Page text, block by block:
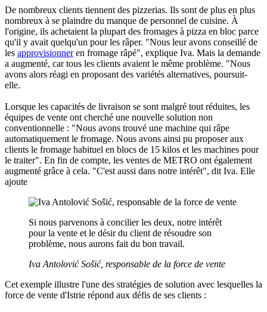
De nombreux clients tiennent des pizzerias. Ils sont de plus en plus
nombreux à se plaindre du manque de personnel de cuisine. À
l'origine, ils achetaient la plupart des fromages à pizza en bloc parce
qu'il y avait quelqu'un pour les râper. "Nous leur avons conseillé de
les approvisionneren fromage râpé", explique Iva. Mais la demande
a augmenté, car tous les clients avaient le même problème. "Nous
avons alors réagi en proposant des variétés alternatives, poursuit-
elle.
Lorsque les capacités de livraison se sont malgré tout réduites, les
équipes de vente ont cherché une nouvelle solution non
conventionnelle : "Nous avons trouvé une machine qui râpe
automatiquement le fromage. Nous avons ainsi pu proposer aux
clients le fromage habituel en blocs de 15 kilos et les machines pour
le traiter". En fin de compte, les ventes de METRO ont également
augmenté grâce à cela. "C'est aussi dans notre intérêt", dit Iva. Elle
ajoute
Si nous parvenons à concilier les deux, notre intérêt
pour la vente et le désir du client de résoudre son
problème, nous aurons fait du bon travail.
Iva Antolović Sošić, responsable de la force de vente
Cet exemple illustre l'une des stratégies de solution avec lesquelles la
force de vente d'Istrie répond aux défis de ses clients :